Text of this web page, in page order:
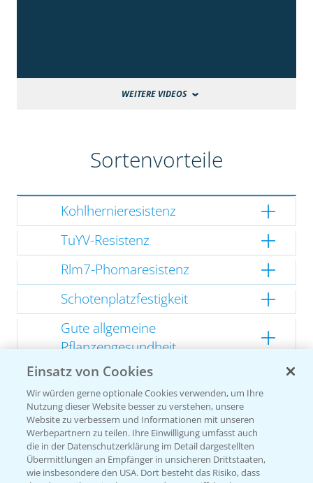
WEITERE VIDEOS
Sortenvorteile
Kohlhernieresistenz
TuYV-Resistenz
Rlm7-Phomaresistenz
Schotenplatzfestigkeit
Gute allgemeine
Pflanzengesundheit
Kompakte Herbstentwicklung
Empfehlungen
Einsatz von Cookies
Wir würden gerne optionale Cookies verwenden, um Ihre
Nutzung dieser Website besser zu verstehen, unsere
Website zu verbessern und Informationen mit unseren
Werbepartnern zu teilen. Ihre Einwilligung umfasst auch
die in der Datenschutzerklärung im Detail dargestellten
Übermittlungen an Empfänger in unsicheren Drittstaaten,
wie insbesondere den USA. Dort besteht das Risiko, dass